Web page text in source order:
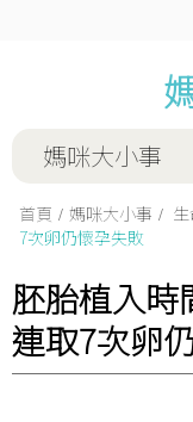
媽咪大小事
首頁 媽咪大小事
7次卵仍懷孕失敗
胚胎植入時
連取7次卵